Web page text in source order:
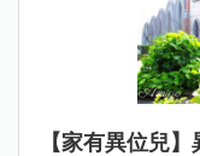
【家有異位兒